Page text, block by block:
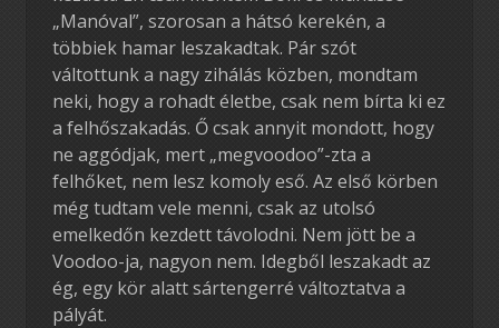
„Manóval”, szorosan a hátsó kerekén, a
többiek hamar leszakadtak. Pár szót
váltottunk a nagy zihálás közben, mondtam
neki, hogy a rohadt életbe, csak nem bírta ki ez
a felhőszakadás. Ő csak annyit mondott, hogy
ne aggódjak, mert „megvoodoo”-zta a
felhőket, nem lesz komoly eső. Az első körben
még tudtam vele menni, csak az utolsó
emelkedőn kezdett távolodni. Nem jött be a
Voodoo-ja, nagyon nem. Idegből leszakadt az
ég, egy kör alatt sártengerré változtatva a
pályát.